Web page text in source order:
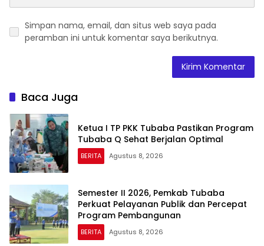
Simpan nama, email, dan situs web saya pada
peramban ini untuk komentar saya berikutnya.
Baca Juga
Ketua I TP PKK Tubaba Pastikan Program
Tubaba Q Sehat Berjalan Optimal
BERITA Agustus 8, 2026
Semester II 2026, Pemkab Tubaba
Perkuat Pelayanan Publik dan Percepat
Program Pembangunan
BERITA Agustus 8, 2026